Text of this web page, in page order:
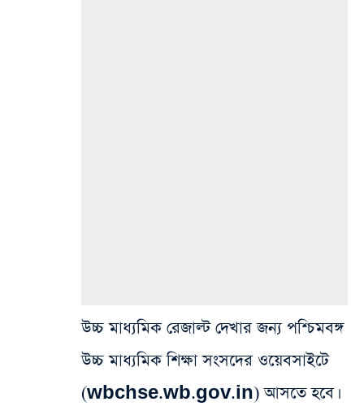
উচ্চ মাধ্যমিক রেজাল্ট দেখার জন্য পশ্চিমবঙ্গ
উচ্চ মাধ্যমিক শিক্ষা সংসদের ওয়েবসাইটে
(wbchse.wb.gov.in) আসতে হবে।